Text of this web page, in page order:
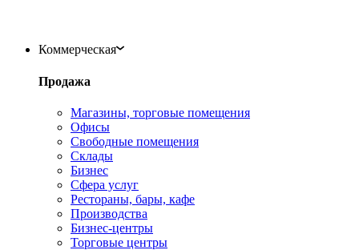
Коммерческая
Продажа
Магазины, торговые помещения
Офисы
Свободные помещения
Склады
Бизнес
Сфера услуг
Рестораны, бары, кафе
Производства
Бизнес-центры
Торговые центры